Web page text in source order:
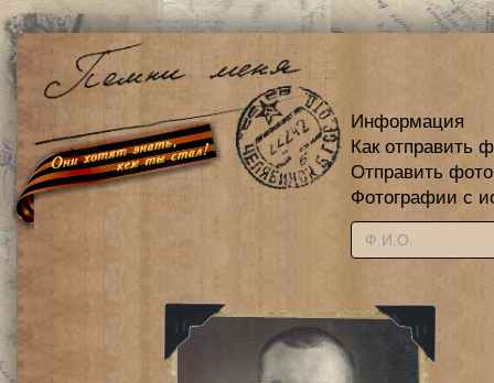
Информация
Как отправить
Отправить
Фотографии с